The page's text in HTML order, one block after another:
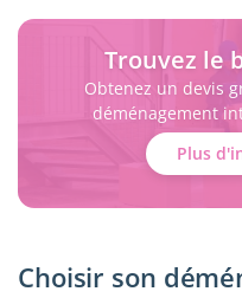
Trouvez le
Obtenez un devis
déménagement
Plus
Choisir son